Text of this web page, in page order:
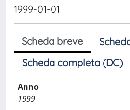
1999-01-01
Scheda breve
Scheda completa (DC)
Anno
1999